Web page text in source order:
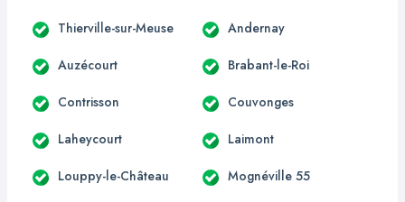
Thierville-sur-Meuse Andernay
Auzécourt Brabant-le-Roi
Contrisson Couvonges
Laheycourt Laimont
Louppy-le-Château Mognéville 55